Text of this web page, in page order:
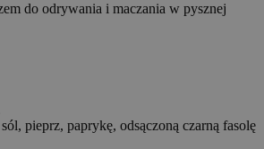
do odrywania i maczania w pysznej
pieprz, paprykę, odsączoną czarną fasolę